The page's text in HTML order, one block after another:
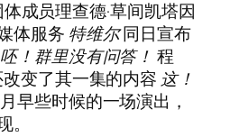
成员理查德·草间凯塔因
体服务 特维尔同日宣布
呸！群里没有问答！ 程
变了其一集的内容这！
早些时候的一场演出，